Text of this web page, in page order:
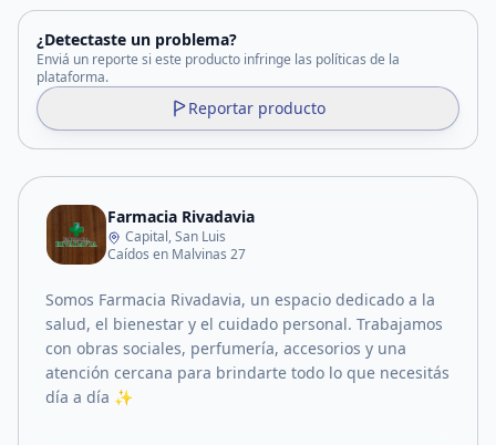
¿Detectaste un problema?
Enviá un reporte si este producto infringe las políticas de la
plataforma.
Reportar producto
Farmacia Rivadavia
Capital, San Luis
Caídos en Malvinas 27
Somos Farmacia Rivadavia, un espacio dedicado a la
salud, el bienestar y el cuidado personal. Trabajamos
con obras sociales, perfumería, accesorios y una
atención cercana para brindarte todo lo que necesitás
día a día ✨